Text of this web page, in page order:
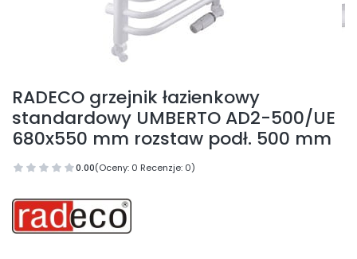
RADECO grzejnik łazienkowy
standardowy UMBERTO AD2-500/UE
680x550 mm rozstaw podł. 500 mm
0.00(Oceny: 0 Recenzje: 0)